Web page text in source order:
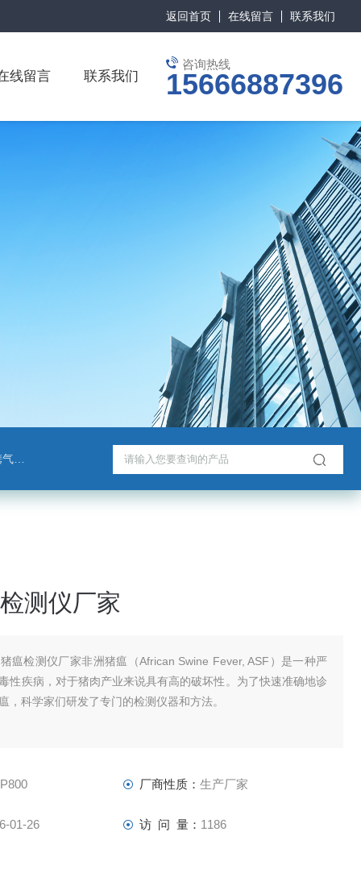
返回首页 在线留言 联系我们
咨询热线
15666887396
线留言 联系我们
仪
测仪厂家
瘟检测仪厂家非洲猪瘟（African Swine Fever, ASF）是一种严
性疾病，对于猪肉产业来说具有高的破坏性。为了快速准确地诊
，科学家们研发了专门的检测仪器和方法。
厂商性质： 生产厂家
01-26 访 问 量： 1186